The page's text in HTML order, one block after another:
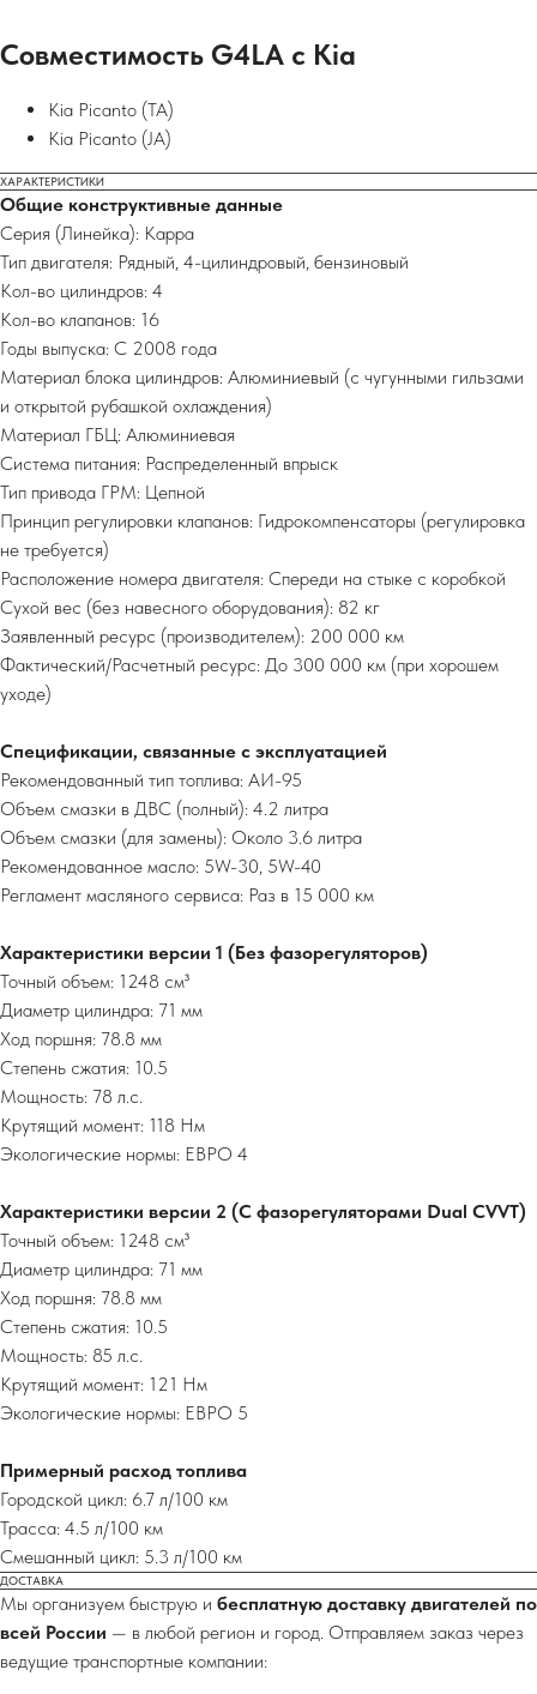
Совместимость G4LA с Kia
Kia Picanto (TA)​
Kia Picanto (JA)​
ХАРАКТЕРИСТИКИ
Общие конструктивные данные
Серия (Линейка): Kappa
Тип двигателя: Рядный, 4-цилиндровый, бензиновый
Кол-во цилиндров: 4
Кол-во клапанов: 16
Годы выпуска: С 2008 года
Материал блока цилиндров: Алюминиевый (с чугунными гильзами
и открытой рубашкой охлаждения)
Материал ГБЦ: Алюминиевая
Система питания: Распределенный впрыск
Тип привода ГРМ: Цепной
Принцип регулировки клапанов: Гидрокомпенсаторы (регулировка
не требуется)
Расположение номера двигателя: Спереди на стыке с коробкой
Сухой вес (без навесного оборудования): 82 кг
Заявленный ресурс (производителем): 200 000 км
Фактический/Расчетный ресурс: До 300 000 км (при хорошем
уходе)
Спецификации, связанные с эксплуатацией
Рекомендованный тип топлива: АИ-95
Объем смазки в ДВС (полный): 4.2 литра
Объем смазки (для замены): Около 3.6 литра
Рекомендованное масло: 5W-30, 5W-40
Регламент масляного сервиса: Раз в 15 000 км
Характеристики версии 1 (Без фазорегуляторов)
Точный объем: 1248 см³
Диаметр цилиндра: 71 мм
Ход поршня: 78.8 мм
Степень сжатия: 10.5
Мощность: 78 л.с.
Крутящий момент: 118 Нм
Экологические нормы: ЕВРО 4
Характеристики версии 2 (С фазорегуляторами Dual CVVT)
Точный объем: 1248 см³
Диаметр цилиндра: 71 мм
Ход поршня: 78.8 мм
Степень сжатия: 10.5
Мощность: 85 л.с.
Крутящий момент: 121 Нм
Экологические нормы: ЕВРО 5
Примерный расход топлива
Городской цикл: 6.7 л/100 км
Трасса: 4.5 л/100 км
Смешанный цикл: 5.3 л/100 км
ДОСТАВКА
Мы организуем быструю и бесплатную доставку двигателей по
всей России — в любой регион и город. Отправляем заказ через
ведущие транспортные компании: